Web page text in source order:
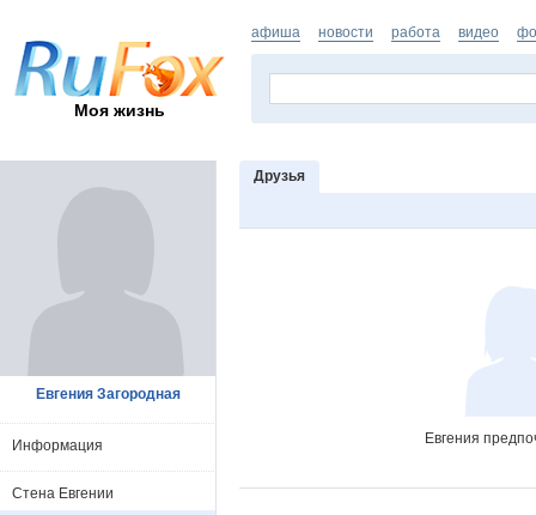
Моя жизнь
афиша новости работа видео
Друзья
Евгения
Евгения Загородная
Информация
Стена Евгении